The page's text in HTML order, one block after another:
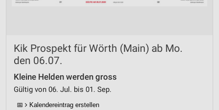
Kik Prospekt für Wörth (Main) ab Mo.
den 06.07.
Kleine Helden werden gross
Gültig von 06. Jul. bis 01. Sep.
📅 Kalendereintrag erstellen